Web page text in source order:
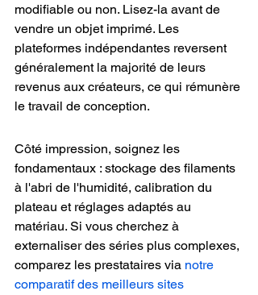
modifiable ou non. Lisez-la avant de
vendre un objet imprimé. Les
plateformes indépendantes reversent
généralement la majorité de leurs
revenus aux créateurs, ce qui rémunère
le travail de conception.
Côté impression, soignez les
fondamentaux : stockage des filaments
à l'abri de l'humidité, calibration du
plateau et réglages adaptés au
matériau. Si vous cherchez à
externaliser des séries plus complexes,
comparez les prestataires via notre
comparatif des meilleurs sites